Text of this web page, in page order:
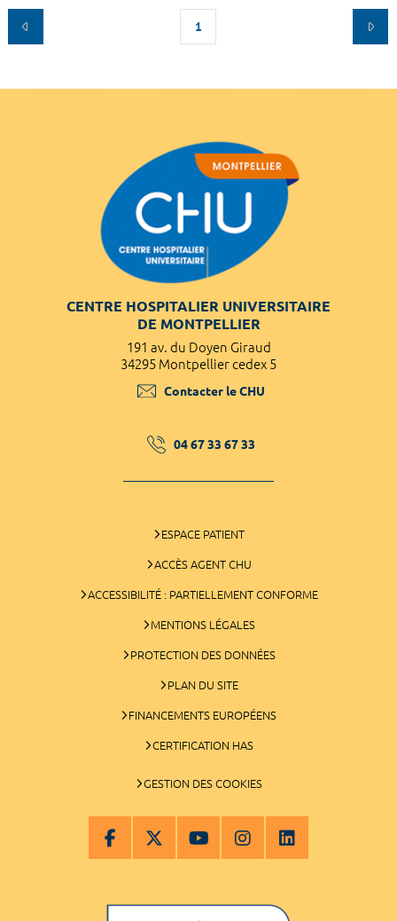
1
CENTRE HOSPITALIER UNIVERSITAIRE
DE MONTPELLIER
191 av. du Doyen Giraud
34295 Montpellier cedex 5
Contacter le CHU
04 67 33 67 33
ESPACE PATIENT
ACCÈS AGENT CHU
ACCESSIBILITÉ : PARTIELLEMENT CONFORME
MENTIONS LÉGALES
PROTECTION DES DONNÉES
PLAN DU SITE
FINANCEMENTS EUROPÉENS
CERTIFICATION HAS
GESTION DES COOKIES